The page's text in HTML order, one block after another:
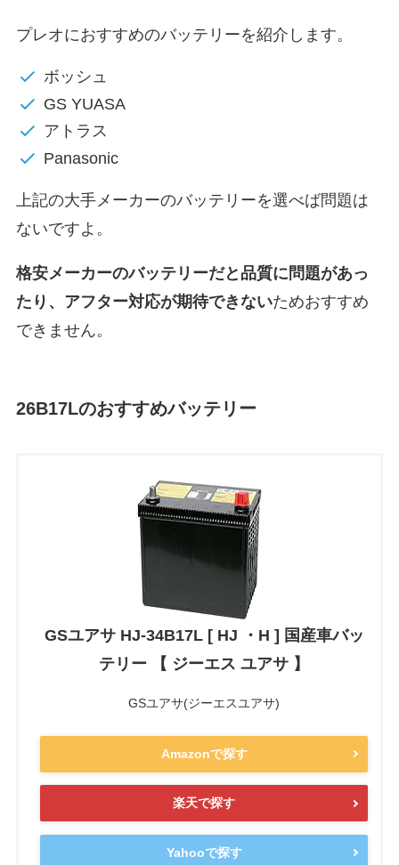
プレオにおすすめのバッテリーを紹介します。
ボッシュ
GS YUASA
アトラス
Panasonic
上記の大手メーカーのバッテリーを選べば問題は
ないですよ。
格安メーカーのバッテリーだと 品質に問題があっ
たり、アフター対応が期待できないためおすすめ
できません。
26B17Lのおすすめバッテリー
GSユアサ HJ-34B17L [ HJ ・H ] 国産車バッ
テリー 【 ジーエス ユアサ 】
GSユアサ(ジーエスユアサ)
Amazonで探す
楽天で探す
Yahooで探す